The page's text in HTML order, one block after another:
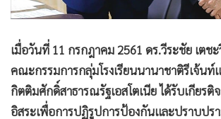
จีน
• อาชญากรรม
• Motoring
• เกม
• วิทยาศาสตร์
เมื่อวันที่ 11 กรกฎาคม 2561 ดร.วีระชัย เตช
คณะกรรมการกลุ่มโรงเรียนนานาชาติรีเจ้นท์
กิตติมศักดิ์สาธารณรัฐเอสโตเนีย ได้รับเกียร
อิสระเพื่อการปฏิรูปการป้องกันและปราบปร